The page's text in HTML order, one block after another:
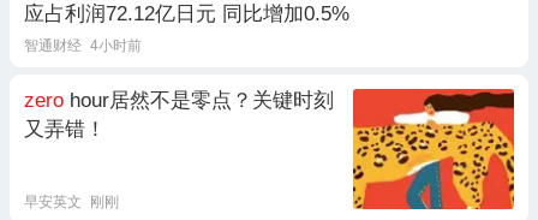
应占利润72.12亿日元 同比增加0.5%
智通财经 4小时前
zero hour居然不是零点？关键时刻
又弄错！
早安英文 刚刚